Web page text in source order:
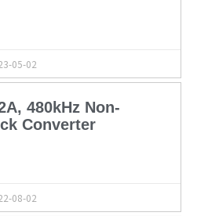
05-02
480kHz Non-
Converter
08-02